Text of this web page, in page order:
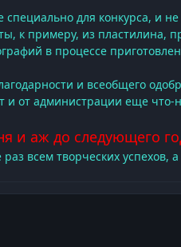
для конкурса, и
к примеру, из пластилина,
в процессе
и всеобщего
от администрации еще
и аж до следующего
всем творческих успехов,